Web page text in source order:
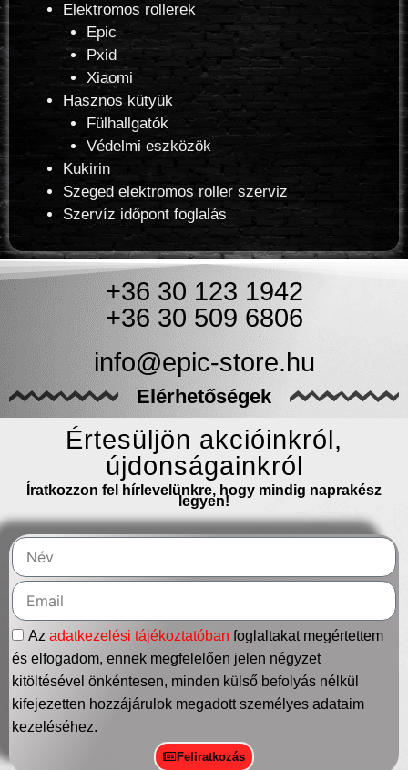
Elektromos rollerek
Epic
Pxid
Xiaomi
Hasznos kütyük
Fülhallgatók
Védelmi eszközök
Kukirin
Szeged elektromos roller szerviz
Szervíz időpont foglalás
+36 30 123 1942
+36 30 509 6806
info@epic-store.hu
Elérhetőségek
Értesüljön akcióinkról,
újdonságainkról
Íratkozzon fel hírlevelünkre, hogy mindig naprakész
legyen!
Az adatkezelési tájékoztatóban foglaltakat megértettem
és elfogadom, ennek megfelelően jelen négyzet
kitöltésével önkéntesen, minden külső befolyás nélkül
kifejezetten hozzájárulok megadott személyes adataim
kezeléséhez.
Feliratkozás